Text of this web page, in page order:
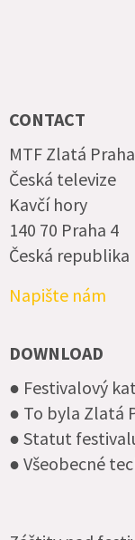
CONTACT
MTF Zlatá Praha
Česká televize
Kavčí hory
140 70 Praha 4
Česká republika
Napište nám
DOWNLOAD
● Festivalový
● To byla Zlatá
● Statut
● Všeobecné